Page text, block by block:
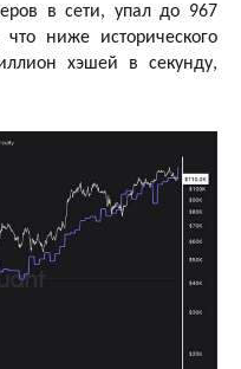
в сети, упал до 967
ниже исторического
хэшей в секунду,